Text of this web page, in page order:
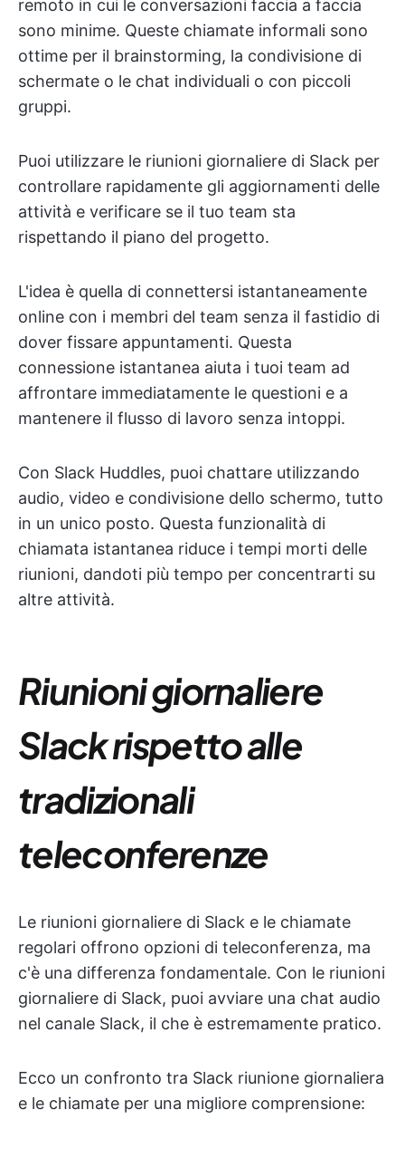
remoto in cui le conversazioni faccia a faccia
sono minime. Queste chiamate informali sono
ottime per il brainstorming, la condivisione di
schermate o le chat individuali o con piccoli
gruppi.
Puoi utilizzare le riunioni giornaliere di Slack per
controllare rapidamente gli aggiornamenti delle
attività e verificare se il tuo team sta
rispettando il piano del progetto.
L'idea è quella di connettersi istantaneamente
online con i membri del team senza il fastidio di
dover fissare appuntamenti. Questa
connessione istantanea aiuta i tuoi team ad
affrontare immediatamente le questioni e a
mantenere il flusso di lavoro senza intoppi.
Con Slack Huddles, puoi chattare utilizzando
audio, video e condivisione dello schermo, tutto
in un unico posto. Questa funzionalità di
chiamata istantanea riduce i tempi morti delle
riunioni, dandoti più tempo per concentrarti su
altre attività.
Riunioni giornaliere
Slack rispetto alle
tradizionali
teleconferenze
Le riunioni giornaliere di Slack e le chiamate
regolari offrono opzioni di teleconferenza, ma
c'è una differenza fondamentale. Con le riunioni
giornaliere di Slack, puoi avviare una chat audio
nel canale Slack, il che è estremamente pratico.
Ecco un confronto tra Slack riunione giornaliera
e le chiamate per una migliore comprensione: